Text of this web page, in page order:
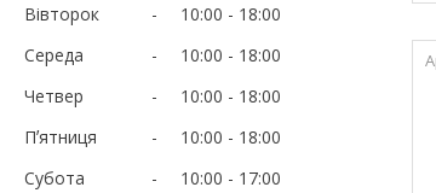
Вівторок
10:00
18:00
Середа
10:00
18:00
Четвер
10:00
18:00
Пʼятниця
10:00
18:00
Субота
10:00
17:00